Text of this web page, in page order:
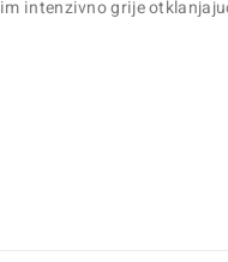
intenzivno grije